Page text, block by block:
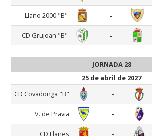
Llano 2000 "B" -
CD Grujoan "B" -
JORNADA 28
25 de abril de 2027
CD Covadonga "B"
-
V. de Pravia -
CD Llanes -